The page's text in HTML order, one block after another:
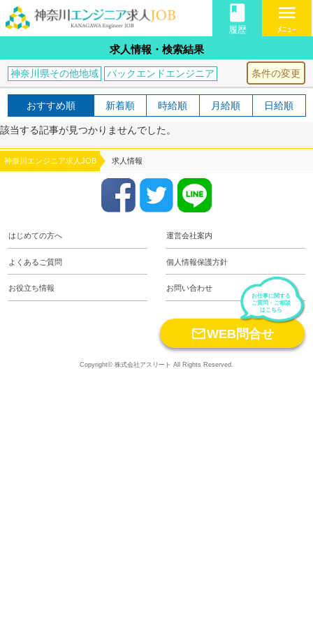
book
履歴
menu
ﾒﾆｭｰ
求人情報・検索結果
条件の変更
神奈川県その他地域 バックエンドエンジニア
おすすめ順 新着順 時給順 月給順 日給順
該当する記事が見つかりませんでした。
神奈川エンジニア求人JOB 求人情報
はじめての方へ 運営会社案内
よくあるご質問 個人情報保護方針
お役立ち情報 お問い合わせ
お仕事に関する
ご質問・ご相談
はこちら
WEB問合せ
Copyright© 株式会社アスリート All Rights Reserved.